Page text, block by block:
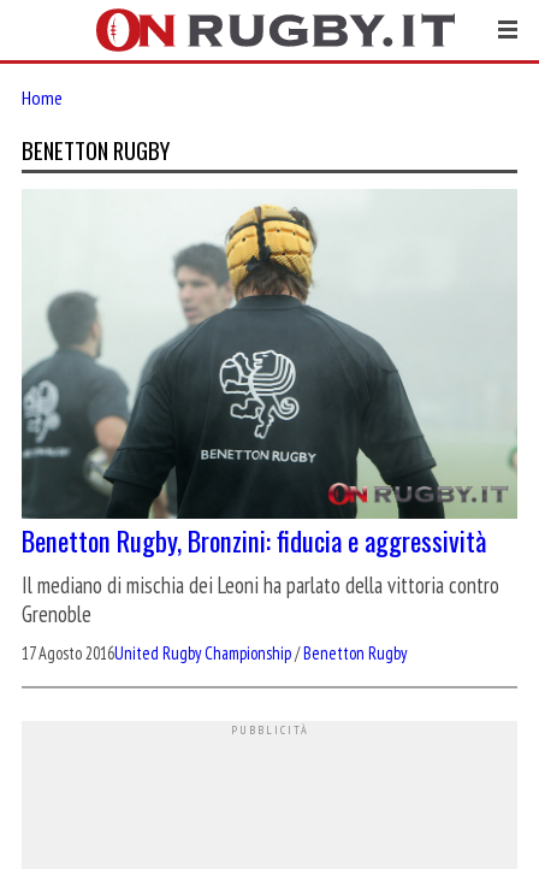
Home
BENETTON RUGBY
Benetton Rugby, Bronzini: fiducia e aggressività
Il mediano di mischia dei Leoni ha parlato della vittoria contro
Grenoble
17 Agosto 2016United Rugby Championship/Benetton Rugby